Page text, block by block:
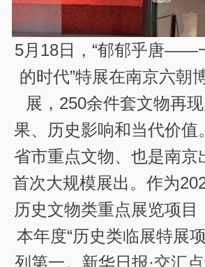
5月18日，“郁郁乎唐——
的时代”特展在南京六朝
展，250余件套文物再
果、历史影响和当代价值
省市重点文物、也是南京
首次大规模展出。作为
历史文物类重点展览项目
本年度“历史类临展特展
列第一。新华日报·交汇